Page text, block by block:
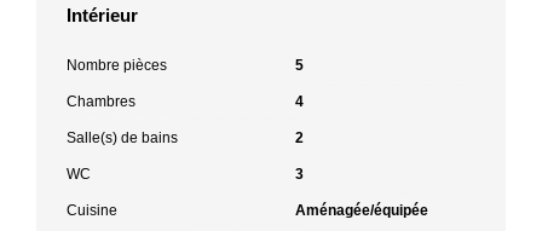
Intérieur
Nombre pièces 5
Chambres 4
Salle(s) de bains 2
WC 3
Cuisine Aménagée/équipée